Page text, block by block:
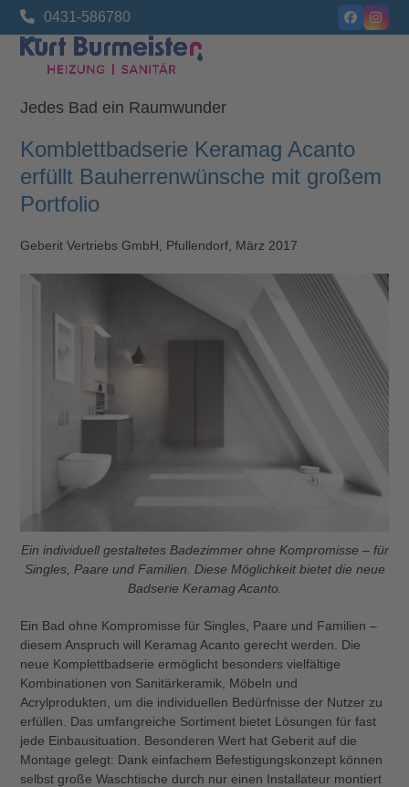
Skip
content
0431-586780 Facebook
Open
Close
Jedes Bad ein Raumwunder
Komblettbadserie Keramag Acanto
erfüllt Bauherrenwünsche mit großem
Portfolio
Geberit Vertriebs GmbH, Pfullendorf, März 2017
Ein individuell gestaltetes Badezimmer ohne Kompromisse – für
Singles, Paare und Familien. Diese Möglichkeit bietet die neue
Badserie Keramag Acanto.
Ein Bad ohne Kompromisse für Singles, Paare und Familien ­–
diesem Anspruch will Keramag Acanto gerecht werden. Die
neue Komplettbadserie ermöglicht besonders vielfältige
Kombinationen von Sanitärkeramik, Möbeln und
Acrylprodukten, um die individuellen Bedürfnisse der Nutzer zu
erfüllen. Das umfangreiche Sortiment bietet Lösungen für fast
jede Einbausituation. Besonderen Wert hat Geberit auf die
Montage gelegt: Dank einfachem Befestigungskonzept können
selbst große Waschtische durch nur einen Installateur montiert